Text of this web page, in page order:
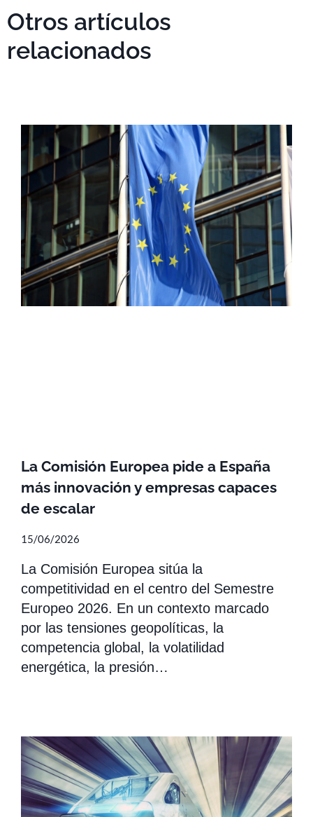
Otros artículos
relacionados
La Comisión Europea pide a España
más innovación y empresas capaces
de escalar
15/06/2026
La Comisión Europea sitúa la
competitividad en el centro del Semestre
Europeo 2026. En un contexto marcado
por las tensiones geopolíticas, la
competencia global, la volatilidad
energética, la presión…